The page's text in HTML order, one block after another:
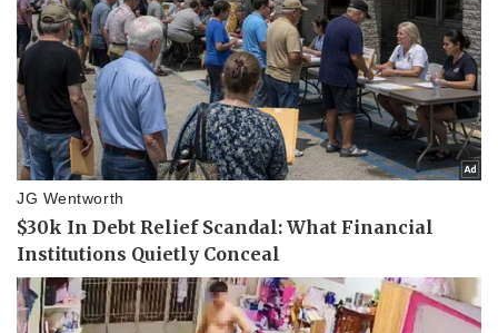
Vụ án
Tin nóng
Tư vấn luật
Vũ khí
Việt Nam
Phân tích